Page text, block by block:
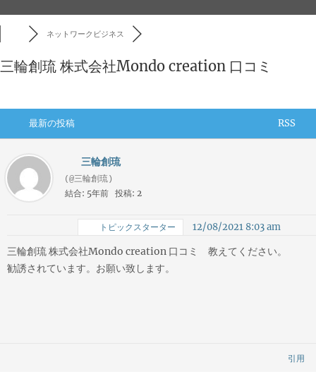
ネットワークビジネス
三輪創琉 株式会社Mondo creation 口コミ
最新の投稿 RSS
三輪創琉
(@三輪創琉)
結合: 5年前 投稿: 2
トピックスターター 12/08/2021 8:03 am
三輪創琉 株式会社Mondo creation 口コミ 教えてください。
勧誘されています。お願い致します。
引用